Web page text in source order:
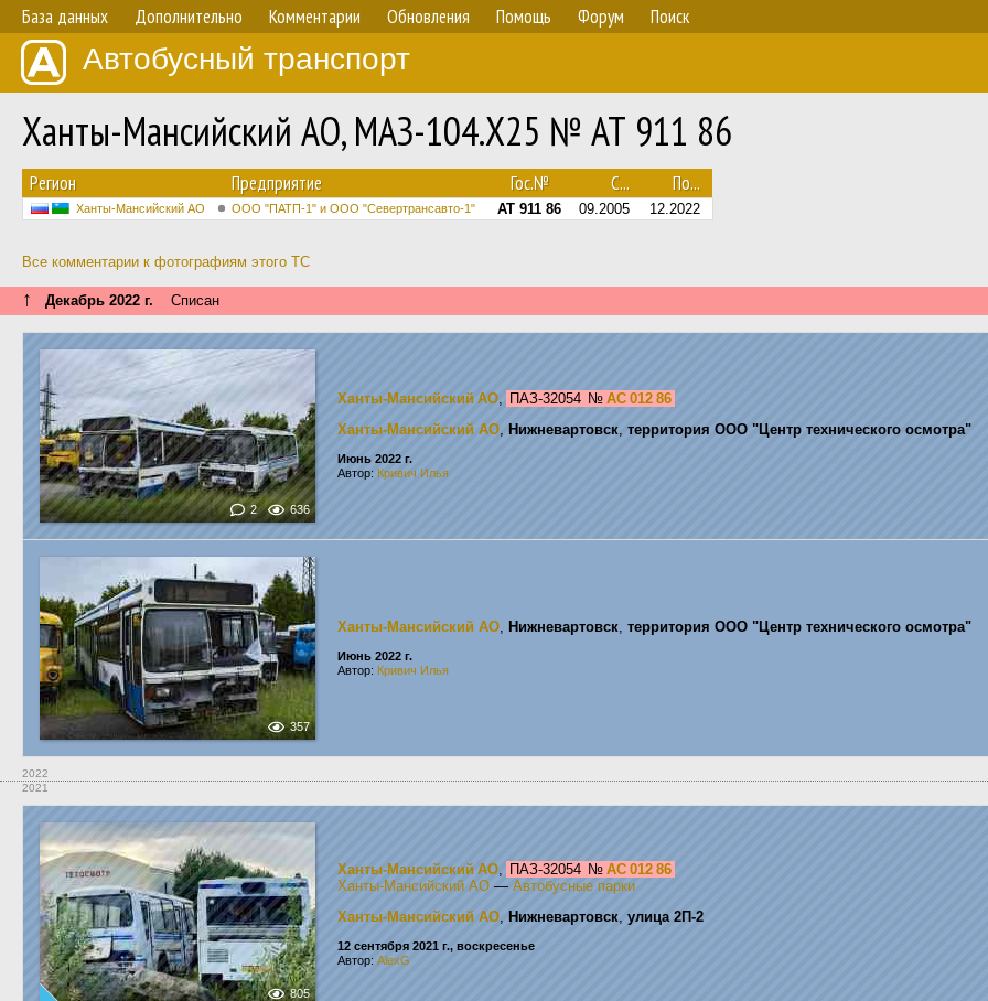
База данных Дополнительно Комментарии Обновления Помощь Форум Поиск
Автобусный транспорт
Ханты-Мансийский АО, МАЗ-104.Х25 № АТ 911 86
Регион Предприятие Гос.№ С... По...
Ханты-Мансийский АО ООО "ПАТП-1" и ООО "Севертрансавто-1" АТ 911 86 09.2005 12.2022
Все комментарии к фотографиям этого ТС
↑ Декабрь 2022 г. Списан
2 636
Ханты-Мансийский АО, ПАЗ-32054 № АС 012 86
Ханты-Мансийский АО, Нижневартовск, территория ООО "Центр технического осмотра"
Июнь 2022 г.
Автор: Кривич Илья
357
Ханты-Мансийский АО, Нижневартовск, территория ООО "Центр технического осмотра"
Июнь 2022 г.
Автор: Кривич Илья
2022
2021
805
Ханты-Мансийский АО, ПАЗ-32054 № АС 012 86
Ханты-Мансийский АО — Автобусные парки
Ханты-Мансийский АО, Нижневартовск, улица 2П-2
12 сентября 2021 г., воскресенье
Автор: AlexG